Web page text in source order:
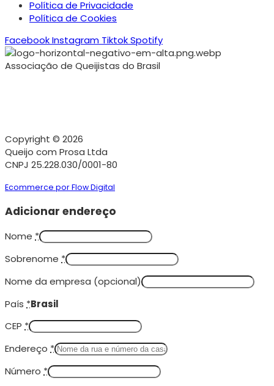
Política de Privacidade
Política de Cookies
FacebookInstagram TiktokSpotify
Associação de Queijistas do Brasil
Copyright © 2026
Queijo com Prosa Ltda
CNPJ 25.228.030/0001-80
Ecommerce por Flow Digital
Adicionar endereço
Nome *
Sobrenome *
Nome da empresa (opcional)
País *Brasil
CEP *
Endereço *
Número *